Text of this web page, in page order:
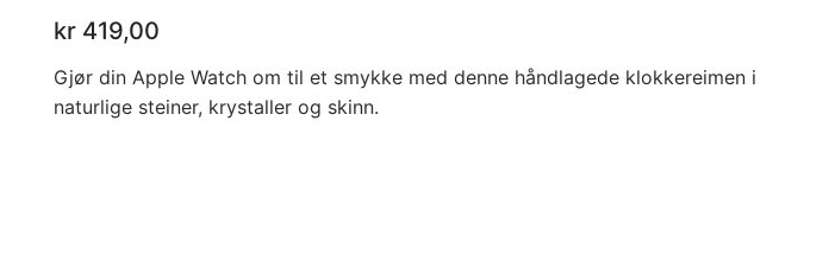
kr 419,00
Gjør din Apple Watch om til et smykke med denne håndlagede klokkereimen i
naturlige steiner, krystaller og skinn.